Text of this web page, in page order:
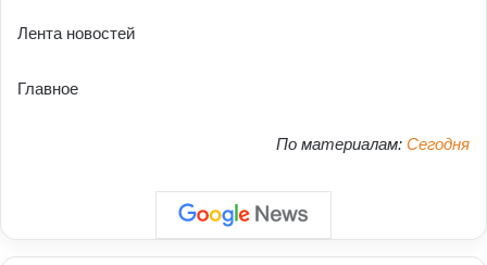
Лента новостей
Главное
По материалам: Сегодня